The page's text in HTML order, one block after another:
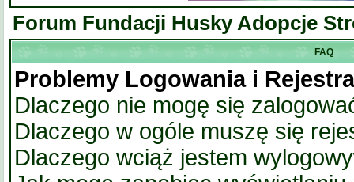
Forum Fundacji Husky Adopcje
FAQ
Problemy Logowania i
Dlaczego nie mogę się
Dlaczego w ogóle muszę się
Dlaczego wciąż jestem